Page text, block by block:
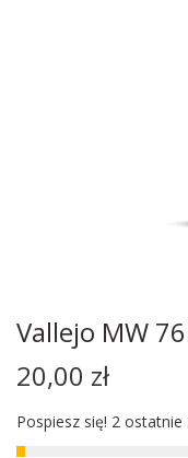
Vallejo MW
20,00 zł
Pospiesz się! 2